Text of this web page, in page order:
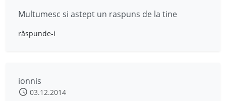
Multumesc si astept un raspuns de la tine
răspunde-i
ionnis
03.12.2014